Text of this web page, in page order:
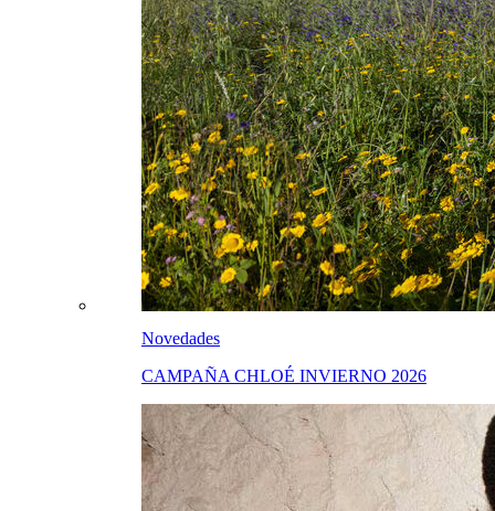
Novedades
CAMPAÑA CHLOÉ INVIERNO 2026